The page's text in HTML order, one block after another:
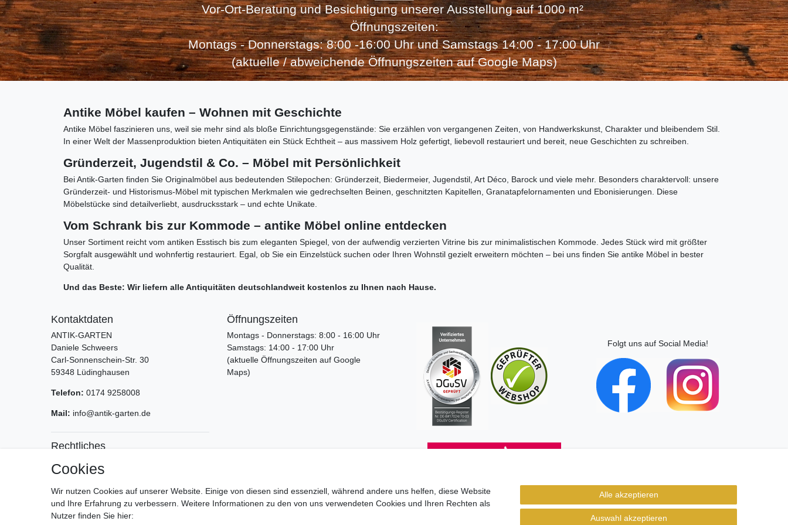
Cookies
Wir nutzen Cookies auf unserer Website. Einige von diesen sind essenziell, während andere uns helfen, diese Website
und Ihre Erfahrung zu verbessern. Weitere Informationen zu den von uns verwendeten Cookies und Ihren Rechten als
Nutzer finden Sie hier:
Alle akzeptieren
Auswahl akzeptieren
Vor-Ort-Beratung und Besichtigung unserer Ausstellung auf 1000 m²
Öffnungszeiten:
Montags - Donnerstags: 8:00 -16:00 Uhr und Samstags 14:00 - 17:00 Uhr
(aktuelle / abweichende Öffnungszeiten auf Google Maps)
Antike Möbel kaufen – Wohnen mit Geschichte
Antike Möbel faszinieren uns, weil sie mehr sind als bloße Einrichtungsgegenstände: Sie erzählen von vergangenen Zeiten, von Handwerkskunst, Charakter und bleibendem Stil.
In einer Welt der Massenproduktion bieten Antiquitäten ein Stück Echtheit – aus massivem Holz gefertigt, liebevoll restauriert und bereit, neue Geschichten zu schreiben.
Gründerzeit, Jugendstil & Co. – Möbel mit Persönlichkeit
Bei Antik-Garten finden Sie Originalmöbel aus bedeutenden Stilepochen: Gründerzeit, Biedermeier, Jugendstil, Art Déco, Barock und viele mehr. Besonders charaktervoll: unsere
Gründerzeit- und Historismus-Möbel mit typischen Merkmalen wie gedrechselten Beinen, geschnitzten Kapitellen, Granatapfelornamenten und Ebonisierungen. Diese
Möbelstücke sind detailverliebt, ausdrucksstark – und echte Unikate.
Vom Schrank bis zur Kommode – antike Möbel online entdecken
Unser Sortiment reicht vom antiken Esstisch bis zum eleganten Spiegel, von der aufwendig verzierten Vitrine bis zur minimalistischen Kommode. Jedes Stück wird mit größter
Sorgfalt ausgewählt und wohnfertig restauriert. Egal, ob Sie ein Einzelstück suchen oder Ihren Wohnstil gezielt erweitern möchten – bei uns finden Sie antike Möbel in bester
Qualität.
Und das Beste: Wir liefern alle Antiquitäten deutschlandweit kostenlos zu Ihnen nach Hause.
Kontaktdaten
ANTIK-GARTEN
Daniele Schweers
Carl-Sonnenschein-Str. 30
59348 Lüdinghausen
Telefon: 0174 9258008
Mail: info@antik-garten.de
Rechtliches
Impressum
AGB
Datenschutz
Widerrufsrecht
Widerrufsformular
Öffnungszeiten
Montags - Donnerstags: 8:00 - 16:00 Uhr
Samstags: 14:00 - 17:00 Uhr
(aktuelle Öffnungszeiten auf Google
Maps)
Versand
Zahlungsarten
Folgt uns auf Social Media!